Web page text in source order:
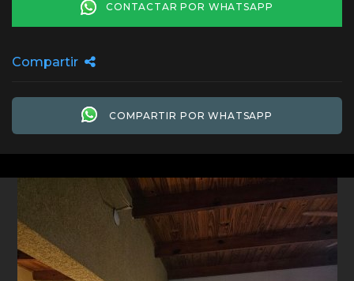
CONTACTAR POR WHATSAPP
Compartir
COMPARTIR POR WHATSAPP